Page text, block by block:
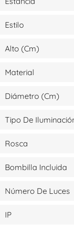
Estilo
Alto (cm)
Material
Diámetro (cm)
Tipo De
Rosca
Bombilla Incluida
Número De Luces
IP